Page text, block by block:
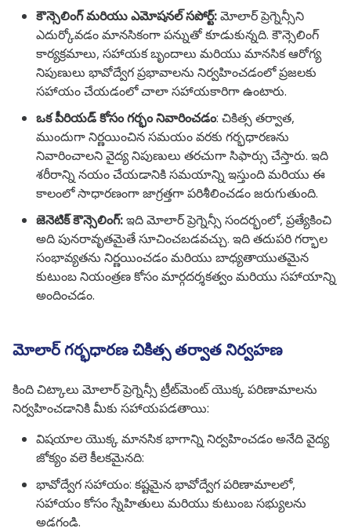
కౌన్సెలింగ్ మరియు ఎమోషనల్ సపోర్ట్:మోలార్ ప్రెగ్నెన్సీని
ఎదుర్కోవడం మానసికంగా పన్నుతో కూడుకున్నది. కౌన్సెలింగ్
కార్యక్రమాలు, సహాయక బృందాలు మరియు మానసిక ఆరోగ్య
నిపుణులు భావోద్వేగ ప్రభావాలను నిర్వహించడంలో ప్రజలకు
సహాయం చేయడంలో చాలా సహాయకారిగా ఉంటారు.
ఒక పీరియడ్ కోసం గర్భం నివారించడం: చికిత్స తర్వాత,
ముందుగా నిర్ణయించిన సమయం వరకు గర్భధారణను
నివారించాలని వైద్య నిపుణులు తరచుగా సిఫార్సు చేస్తారు. ఇది
శరీరాన్ని నయం చేయడానికి సమయాన్ని ఇస్తుంది మరియు ఈ
కాలంలో సాధారణంగా జాగ్రత్తగా పరిశీలించడం జరుగుతుంది.
జెనెటిక్ కౌన్సెలింగ్:ఇది మోలార్ ప్రెగ్నెన్సీ సందర్భంలో, ప్రత్యేకించి
అది పునరావృతమైతే సూచించబడవచ్చు. ఇది తదుపరి గర్భాల
సంభావ్యతను నిర్ణయించడం మరియు బాధ్యతాయుతమైన
కుటుంబ నియంత్రణ కోసం మార్గదర్శకత్వం మరియు సహాయాన్ని
అందించడం.
మోలార్ గర్భధారణ చికిత్స తర్వాత నిర్వహణ
కింది చిట్కాలు మోలార్ ప్రెగ్నెన్సీ ట్రీట్‌మెంట్ యొక్క పరిణామాలను
నిర్వహించడానికి మీకు సహాయపడతాయి:
విషయాల యొక్క మానసిక భాగాన్ని నిర్వహించడం అనేది వైద్య
జోక్యం వలె కీలకమైనది:
భావోద్వేగ సహాయం: కష్టమైన భావోద్వేగ పరిణామాలలో,
సహాయం కోసం స్నేహితులు మరియు కుటుంబ సభ్యులను
అడగండి.